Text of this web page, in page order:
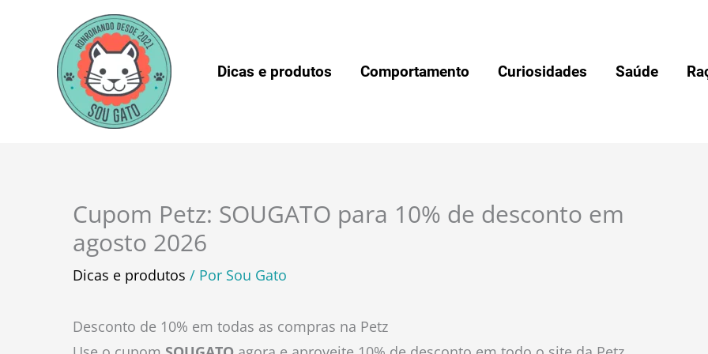
conteúdo
Dicas e produtos Comportamento Curiosidades Saúde
Cupom Petz: SOUGATO para 10% de desconto em
agosto 2026
Dicas e produtos / Por Sou Gato
Desconto de 10% em todas as compras na Petz